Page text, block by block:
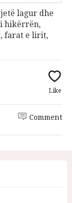
lagur dhe
hikërrën,
farat e lirit,
Like
Comment